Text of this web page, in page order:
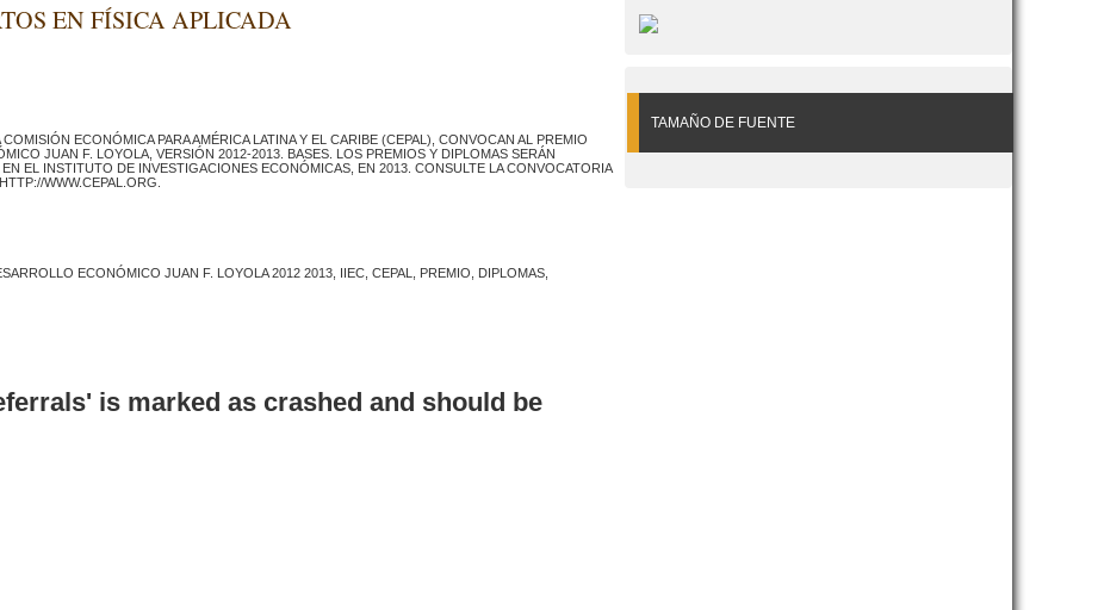
TAMAÑO DE FUENTE
EN FÍSICA APLICADA
ECONÓMICA PARA AMÉRICA LATINA Y EL CARIBE (CEPAL), CONVOCAN AL PREMIO
JUAN F. LOYOLA, VERSIÓN 2012-2013. BASES. LOS PREMIOS Y DIPLOMAS SERÁN
EL INSTITUTO DE INVESTIGACIONES ECONÓMICAS, EN 2013. CONSULTE LA CONVOCATORIA
WWW.CEPAL.ORG.
ECONÓMICO JUAN F. LOYOLA 2012 2013, IIEC, CEPAL, PREMIO, DIPLOMAS,
is marked as crashed and should be